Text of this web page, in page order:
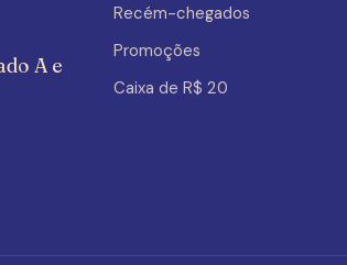
A e
Recém-chegados
Promoções
Caixa de R$ 20